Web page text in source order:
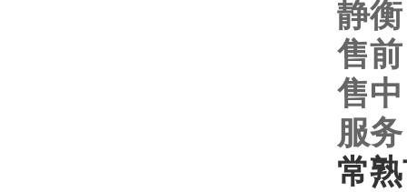
静
售
售
服务
常